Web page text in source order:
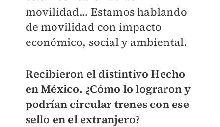
movilidad… Estamos hablando
de movilidad con impacto
económico, social y ambiental.
Recibieron el distintivo Hecho
en México. ¿Cómo lo lograron y
podrían circular trenes con ese
sello en el extranjero?